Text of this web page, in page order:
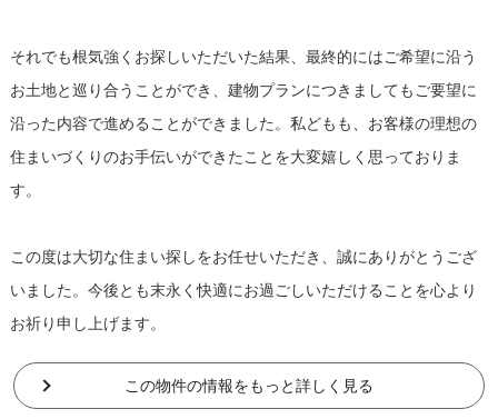
それでも根気強くお探しいただいた結果、最終的にはご希望に沿う
お土地と巡り合うことができ、建物プランにつきましてもご要望に
沿った内容で進めることができました。私どもも、お客様の理想の
住まいづくりのお手伝いができたことを大変嬉しく思っておりま
す。
この度は大切な住まい探しをお任せいただき、誠にありがとうござ
いました。今後とも末永く快適にお過ごしいただけることを心より
お祈り申し上げます。
この物件の情報をもっと詳しく見る